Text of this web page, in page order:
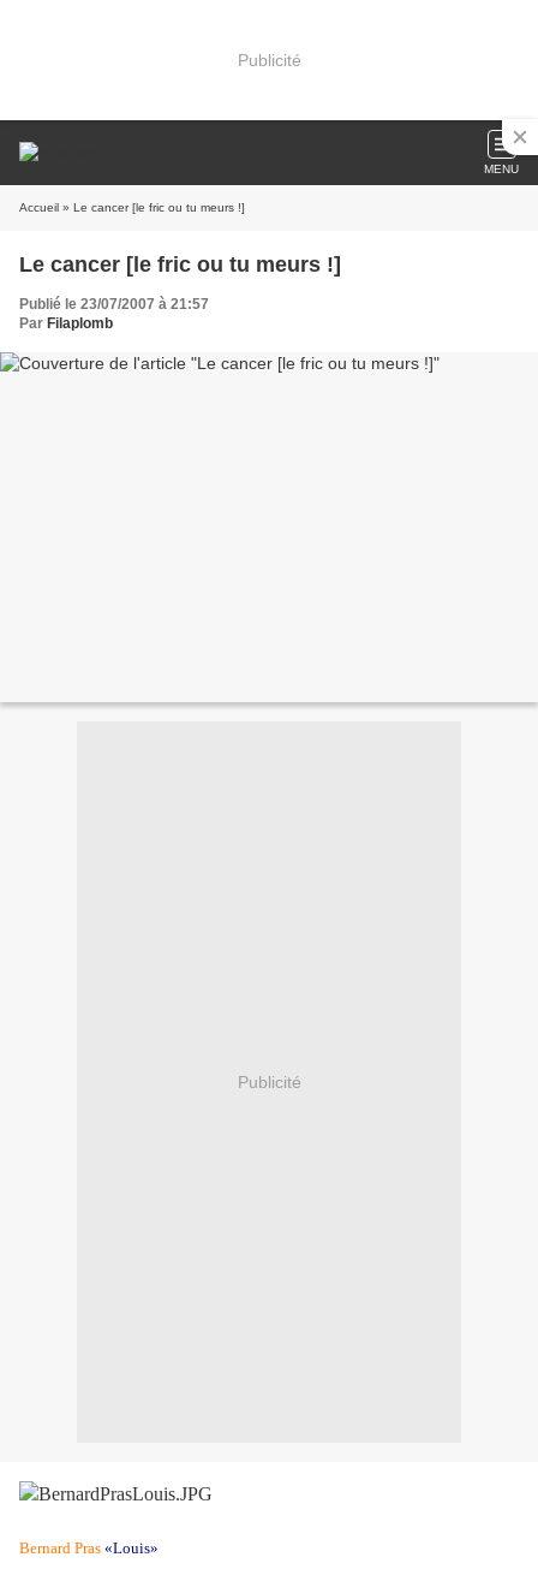
Publicité
MENU
Accueil » Le cancer [le fric ou tu meurs !]
Le cancer [le fric ou tu meurs !]
Publié le 23/07/2007 à 21:57
Par Filaplomb
Publicité
Bernard Pras «Louis»